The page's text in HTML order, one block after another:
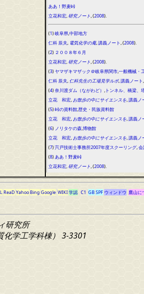
ああ！野麦峠
立花和宏, 研究ノート, (2008).
(1)岐阜県,中部地方
仁科 辰夫, 電気化学の庵,講義ノート, (2008).
(2) ２００８年６月
立花和宏, 研究ノート, (2008).
(3)ヤマザキマザック＠岐阜県関市,一般機械・
仁科 辰夫, 仁科先生の工場見学ルポ,講義ノート
(4)奈川渡ダム（ながわど） , トンネル、橋梁、
立花 和宏,お散歩の中にサイエンスを,講義ノ
(5)峠の資料館,歴史・民族資料館
立花 和宏,お散歩の中にサイエンスを,講義ノ
(6) ノリタケの森,博物館
立花 和宏,お散歩の中にサイエンスを,講義ノ
(7)宍戸技術士事務所2007年度スクーリング,会
(8)ああ！野麦峠
立花和宏, 研究ノート, (2008).
ReaD YahooBing Google WIKI学認 C1 GBSPF ウィンドウ 鷹山に
研究所
化学工学科棟） 3-3301